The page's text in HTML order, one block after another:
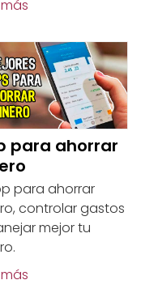
para ahorrar
para ahorrar
controlar gastos
mejor tu